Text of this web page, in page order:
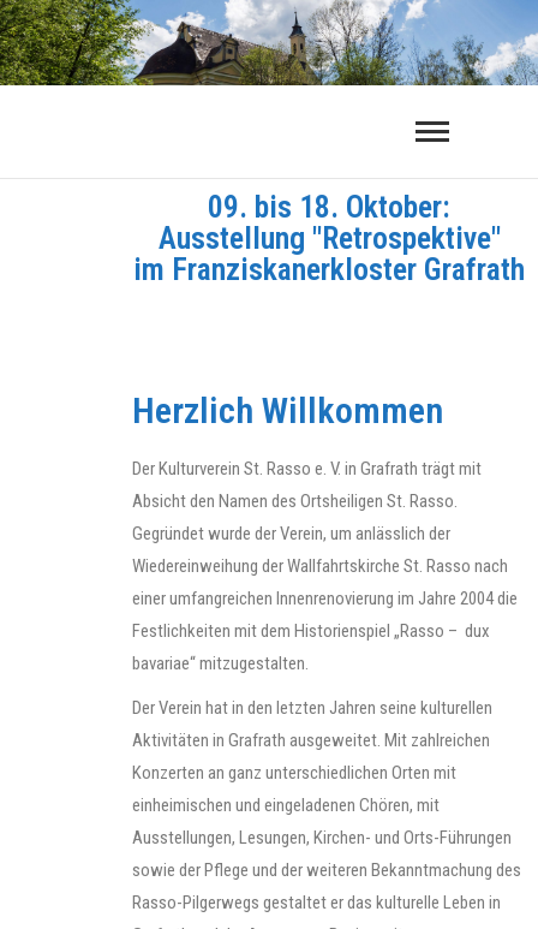
09. bis 18. Oktober:
Ausstellung "Retrospektive"
im Franziskanerkloster Grafrath
Herzlich Willkommen
Der Kulturverein St. Rasso e. V. in Grafrath trägt mit
Absicht den Namen des Ortsheiligen St. Rasso.
Gegründet wurde der Verein, um anlässlich der
Wiedereinweihung der Wallfahrtskirche St. Rasso nach
einer umfangreichen Innenrenovierung im Jahre 2004 die
Festlichkeiten mit dem Historienspiel „Rasso – dux
bavariae“ mitzugestalten.
Der Verein hat in den letzten Jahren seine kulturellen
Aktivitäten in Grafrath ausgeweitet. Mit zahlreichen
Konzerten an ganz unterschiedlichen Orten mit
einheimischen und eingeladenen Chören, mit
Ausstellungen, Lesungen, Kirchen- und Orts-Führungen
sowie der Pflege und der weiteren Bekanntmachung des
Rasso-Pilgerwegs gestaltet er das kulturelle Leben in